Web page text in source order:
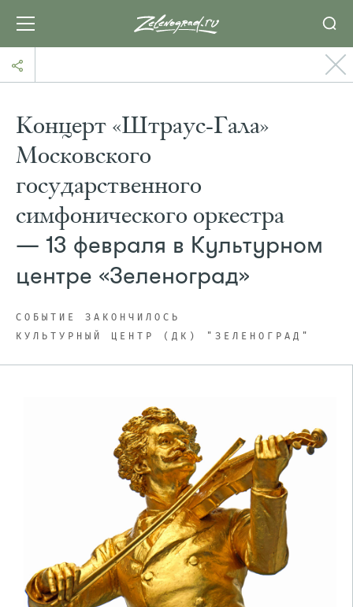
Концерт «Штраус-Гала»
Московского
государственного
симфонического оркестра
— 13 февраля в Культурном
центре «Зеленоград»
СОБЫТИЕ ЗАКОНЧИЛОСЬ
КУЛЬТУРНЫЙ ЦЕНТР (ДК) "ЗЕЛЕНОГРАД"